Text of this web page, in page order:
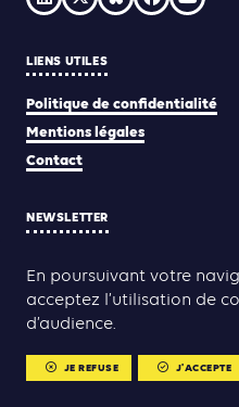
LIENS UTILES
Politique de confidentialité
Mentions légales
Contact
NEWSLETTER
JE M'INSCRIS
Conception & réalisation :
En poursuivant votre
acceptez l’utilisation de
d’audience.
JE REFUSE J'ACCEPTE